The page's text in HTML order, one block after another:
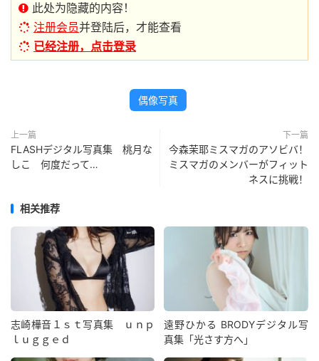
此处为隐藏的内容！
注册会员并登陆后，才能查看
已经注册，点击登录
偶像写真
上一篇
FLASHデジタル写真集 桃月な
しこ 何度だって…
下一篇
今森茉耶ミスマガのアソビバ！
ミスマガのメンバーがフィット
ネスに挑戦！
相关推荐
志崎樺音１ｓｔ写真集 ｕｎｐ
ｌｕｇｇｅｄ
遠野ひかる BRODYデジタル写
真集「光さす方へ」